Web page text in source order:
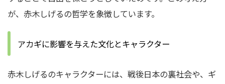
が、赤木しげるの哲学を象徴しています。
アカギに影響を与えた文化とキャラクター
赤木しげるのキャラクターには、戦後日本の裏社会や、ギ